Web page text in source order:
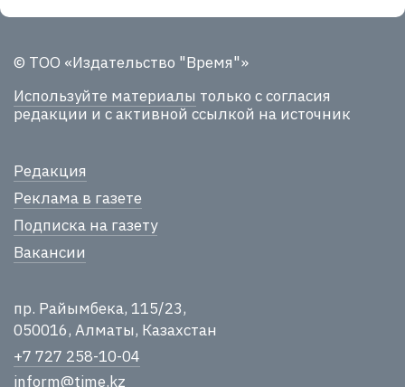
© ТОО «Издательство "Время"»
Используйте материалы только с согласия
редакции и с активной ссылкой на источник
Редакция
Реклама в газете
Подписка на газету
Вакансии
пр. Райымбека, 115/23,
050016, Алматы, Казахстан
+7 727 258-10-04
inform@time.kz